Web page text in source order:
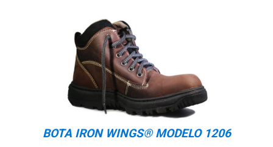
BOTA IRON WINGS® MODELO 1206